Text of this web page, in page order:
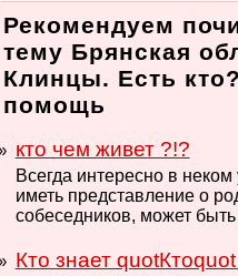
Рекомендуем
тему Брянская
Клинцы. Есть
помощь
кто чем живет ?!?
Всегда интересно в неком
иметь представление о
собеседников, может быть
Кто знает